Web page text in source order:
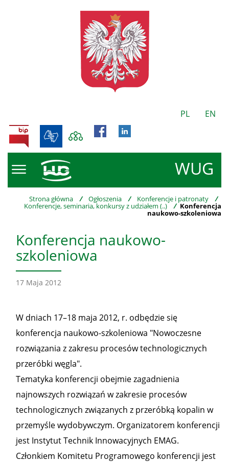
PL EN
WUG
BIP
Strona główna / Ogłoszenia / Konferencje i patronaty /
Konferencje, seminaria, konkursy z udziałem (..) / Konferencja
naukowo-szkoleniowa
Konferencja naukowo-
szkoleniowa
17 Maja 2012
W dniach 17–18 maja 2012, r. odbędzie się
konferencja naukowo-szkoleniowa "Nowoczesne
rozwiązania z zakresu procesów technologicznych
przeróbki węgla".
Tematyka konferencji obejmie zagadnienia
najnowszych rozwiązań w zakresie procesów
technologicznych związanych z przeróbką kopalin w
przemyśle wydobywczym. Organizatorem konferencji
jest Instytut Technik Innowacyjnych EMAG.
Członkiem Komitetu Programowego konferencji jest